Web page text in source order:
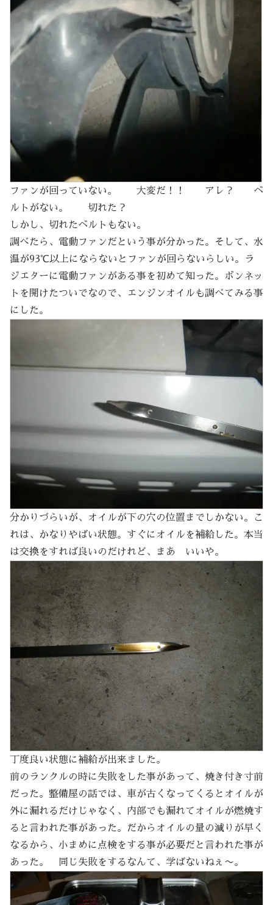
ファンが回っていない。 大変だ！！ アレ？ ベ
ルトがない。 切れた？
しかし、切れたベルトもない。
調べたら、電動ファンだという事が分かった。そして、水
温が93℃以上にならないとファンが回らないらしい。ラ
ジエターに電動ファンがある事を初めて知った。ボンネッ
トを開けたついでなので、エンジンオイルも調べてみる事
にした。
分かりづらいが、オイルが下の穴の位置までしかない。こ
れは、かなりやばい状態。すぐにオイルを補給した。本当
は交換をすれば良いのだけれど、まあ いいや。
丁度良い状態に補給が出来ました。
前のランクルの時に失敗をした事があって、焼き付き寸前
だった。整備屋の話では、車が古くなってくるとオイルが
外に漏れるだけじゃなく、内部でも漏れてオイルが燃焼す
ると言われた事があった。だからオイルの量の減りが早く
なるから、小まめに点検をする事が必要だと言われた事が
あった。 同じ失敗をするなんて、学ばないねぇ〜。